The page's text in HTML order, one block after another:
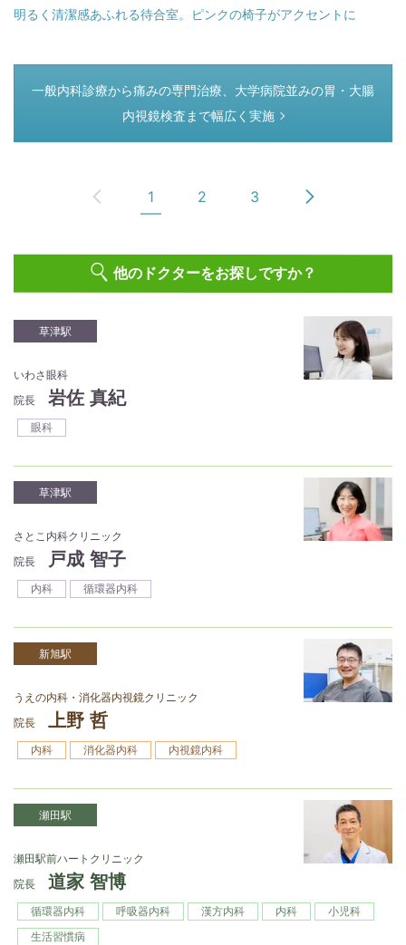
明るく清潔感あふれる待合室。ピンクの椅子がアクセントに
つぎのページ
一般内科診療から痛みの専門治療、大学病院並みの胃・大腸
内視鏡検査まで幅広く実施
1 2 3
他のドクターをお探しですか？
草津駅
いわさ眼科
院長
岩佐 真紀
眼科
草津駅
さとこ内科クリニック
院長
戸成 智子
内科 循環器内科
新旭駅
うえの内科・消化器内視鏡クリニック
院長
上野 哲
内科 消化器内科 内視鏡内科
瀬田駅
瀬⽥駅前ハートクリニック
院長
道家 智博
循環器内科 呼吸器内科 漢⽅内科 内科
⼩児科
⽣活習慣病